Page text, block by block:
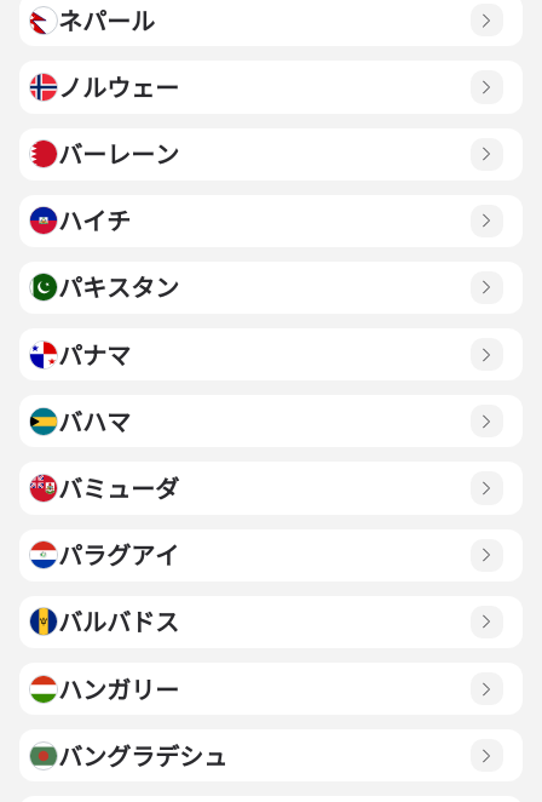
ネパール
ノルウェー
バーレーン
ハイチ
パキスタン
パナマ
バハマ
バミューダ
パラグアイ
バルバドス
ハンガリー
バングラデシュ